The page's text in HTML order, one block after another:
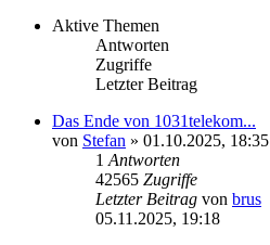
Aktive Themen
Antworten
Zugriffe
Letzter Beitrag
Das Ende von 1031telekom...
von Stefan » 01.10.2025, 18:35
1 Antworten
42565 Zugriffe
Letzter Beitrag von brus
05.11.2025, 19:18